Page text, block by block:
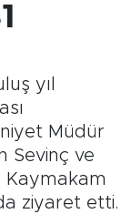
yıl
Müdür
Sevinç ve
Kaymakam
ziyaret etti.